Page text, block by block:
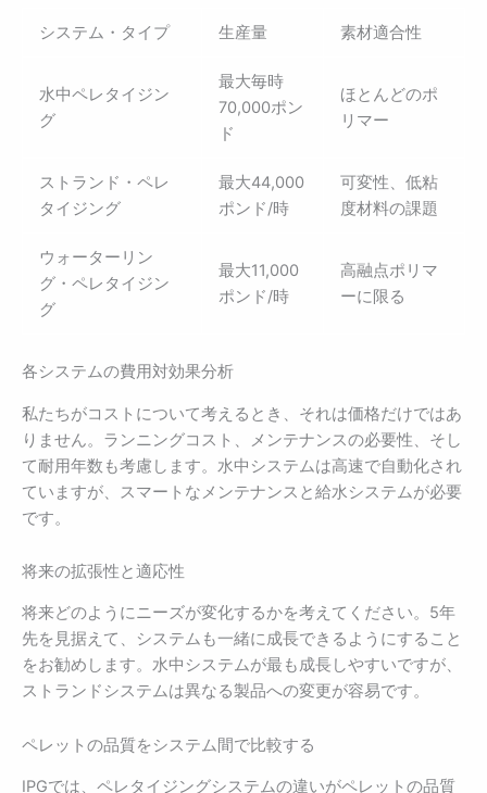
システム・タイプ 生産量 素材適合性
水中ペレタイジン
グ
最大毎時
70,000ポン
ド
ほとんどのポ
リマー
ストランド・ペレ
タイジング
最大44,000
ポンド/時
可変性、低粘
度材料の課題
ウォーターリン
グ・ペレタイジン
グ
最大11,000
ポンド/時
高融点ポリマ
ーに限る
各システムの費用対効果分析
私たちがコストについて考えるとき、それは価格だけではあ
りません。ランニングコスト、メンテナンスの必要性、そし
て耐用年数も考慮します。水中システムは高速で自動化され
ていますが、スマートなメンテナンスと給水システムが必要
です。
将来の拡張性と適応性
将来どのようにニーズが変化するかを考えてください。5年
先を見据えて、システムも一緒に成長できるようにすること
をお勧めします。水中システムが最も成長しやすいですが、
ストランドシステムは異なる製品への変更が容易です。
ペレットの品質をシステム間で比較する
IPGでは、ペレタイジングシステムの違いがペレットの品質